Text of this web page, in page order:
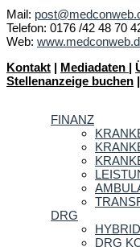
Mail:
Telefon: 0176 /42 48 70
Web:
Kontakt | Mediadaten |
Stellenanzeige buchen |
FINANZ
DRG
DRG